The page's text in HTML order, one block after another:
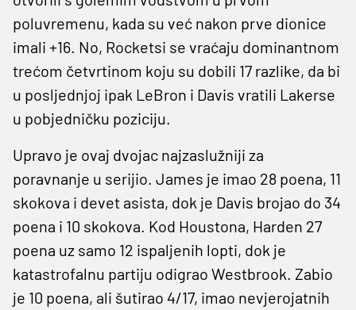
poluvremenu, kada su već nakon prve dionice
imali +16. No, Rocketsi se vraćaju dominantnom
trećom četvrtinom koju su dobili 17 razlike, da bi
u posljednjoj ipak LeBron i Davis vratili Lakerse
u pobjedničku poziciju.
Upravo je ovaj dvojac najzaslužniji za
poravnanje u serijio. James je imao 28 poena, 11
skokova i devet asista, dok je Davis brojao do 34
poena i 10 skokova. Kod Houstona, Harden 27
poena uz samo 12 ispaljenih lopti, dok je
katastrofalnu partiju odigrao Westbrook. Zabio
je 10 poena, ali šutirao 4/17, imao nevjerojatnih